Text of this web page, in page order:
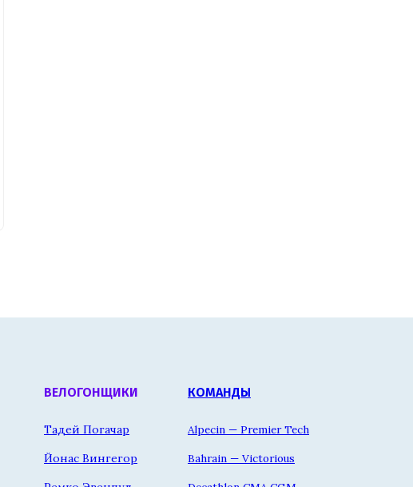
ВЕЛОГОНЩИКИ
Тадей Погачар
Йонас Вингегор
КОМАНДЫ
Alpecin — Premier Tech
Bahrain — Victorious